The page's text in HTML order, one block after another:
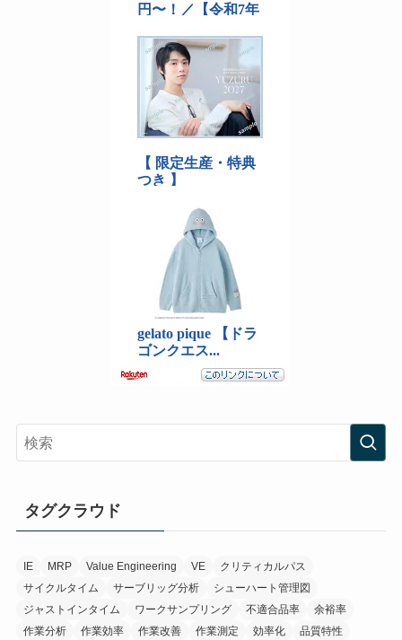
タグクラウド
IE MRP Value Engineering VE
クリティカルパス
サイクルタイム
サーブリッグ分析
シューハート管理図
ジャストインタイム
ワークサンプリング 不適合品率
余裕率
作業分析
作業効率 作業改善 作業測定 効率化
品質特性